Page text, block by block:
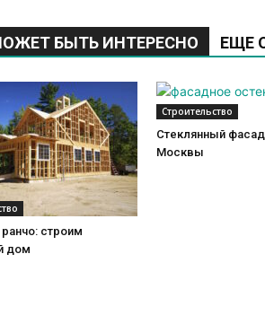
БЫТЬ ИНТЕРЕСНО ЕЩЕ
строим
дом
Строительство
Стеклянный фасад
Москвы